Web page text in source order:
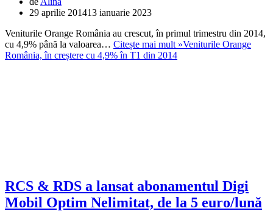
29 aprilie 201413 ianuarie 2023
Veniturile Orange România au crescut, în primul trimestru din 2014,
cu 4,9% până la valoarea… Citește mai mult »Veniturile Orange
România, în creștere cu 4,9% în T1 din 2014
RCS & RDS a lansat abonamentul Digi
Mobil Optim Nelimitat, de la 5 euro/lună